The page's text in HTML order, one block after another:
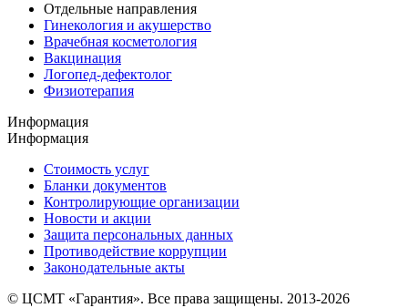
Отдельные направления
Гинекология и акушерство
Врачебная косметология
Вакцинация
Логопед-дефектолог
Физиотерапия
Информация
Информация
Стоимость услуг
Бланки документов
Контролирующие организации
Новости и акции
Защита персональных данных
Противодействие коррупции
Законодательные акты
© ЦСМТ «Гарантия». Все права защищены. 2013-2026